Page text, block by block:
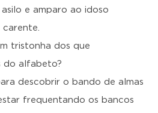
e amparo ao idoso
carente.
tristonha dos que
do alfabeto?
descobrir o bando de almas
frequentando os bancos